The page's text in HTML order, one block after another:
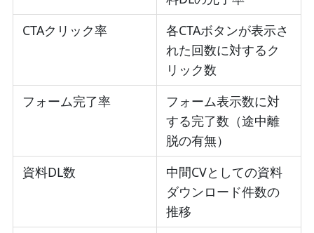
CTAクリック率
各CTAボタンが表示さ
れた回数に対するク
リック数
フォーム完了率
フォーム表示数に対
する完了数（途中離
脱の有無）
資料DL数
中間CVとしての資料
ダウンロード件数の
推移